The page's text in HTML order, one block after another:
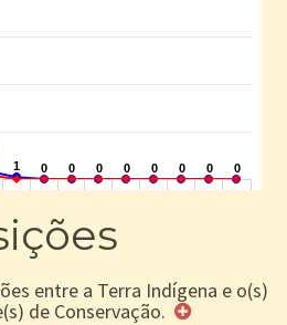
entre a Terra Indígena e o(s)
de Conservação.